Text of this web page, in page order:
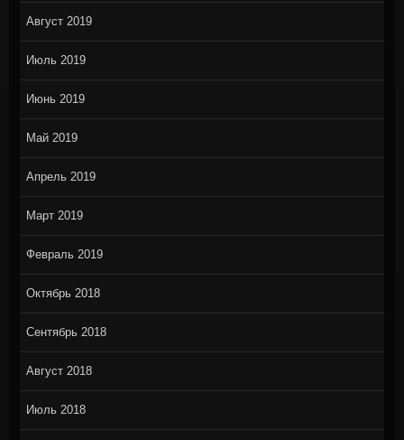
Август 2019
Июль 2019
Июнь 2019
Май 2019
Апрель 2019
Март 2019
Февраль 2019
Октябрь 2018
Сентябрь 2018
Август 2018
Июль 2018